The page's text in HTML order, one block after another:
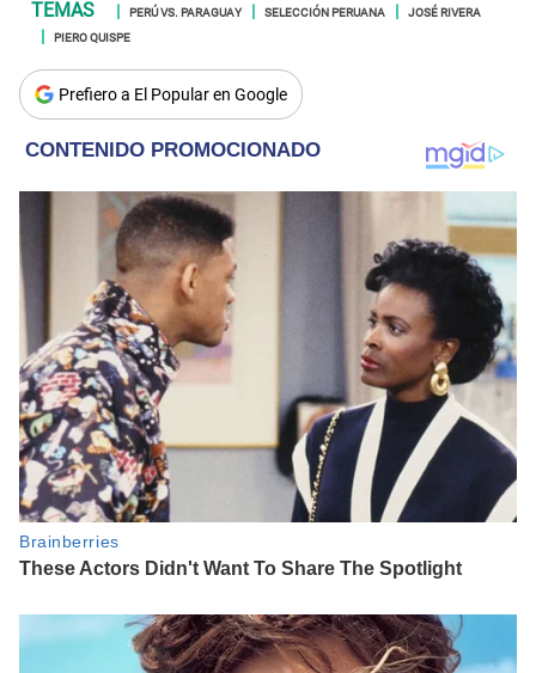
PERÚ VS. PARAGUAY SELECCIÓN PERUANA
JOSÉ RIVERA
PIERO QUISPE
Prefiero a El Popular en Google